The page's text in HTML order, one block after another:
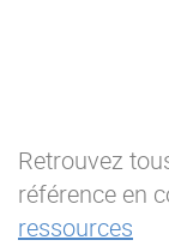
Retrouvez
référence en
ressources